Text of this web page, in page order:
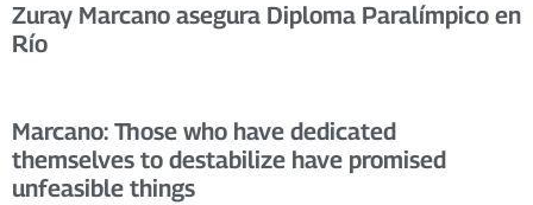
Zuray Marcano asegura Diploma Paralímpico en
Río
Marcano: Those who have dedicated
themselves to destabilize have promised
unfeasible things